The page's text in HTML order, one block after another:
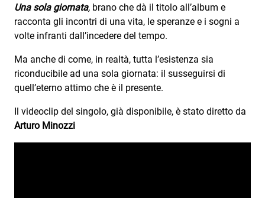
Una sola giornata, brano che dà il titolo all’album e
racconta gli incontri di una vita, le speranze e i sogni a
volte infranti dall’incedere del tempo.
Ma anche di come, in realtà, tutta l’esistenza sia
riconducibile ad una sola giornata: il susseguirsi di
quell’eterno attimo che è il presente.
Il videoclip del singolo, già disponibile, è stato diretto da
Arturo Minozzi